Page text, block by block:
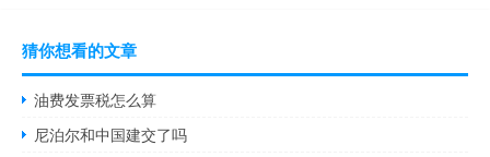
猜你想看的文章
油费发票税怎么算
尼泊尔和中国建交了吗